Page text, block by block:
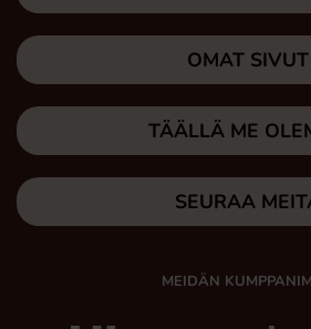
OMAT SIVUT
TÄÄLLÄ ME
SEURAA
MEIDÄN